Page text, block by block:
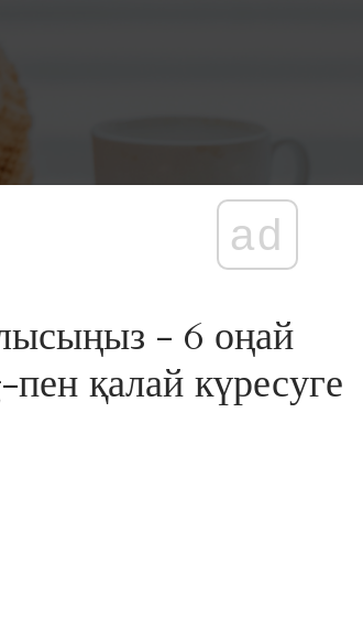
ad
- 6 оңай
қалай күресуге